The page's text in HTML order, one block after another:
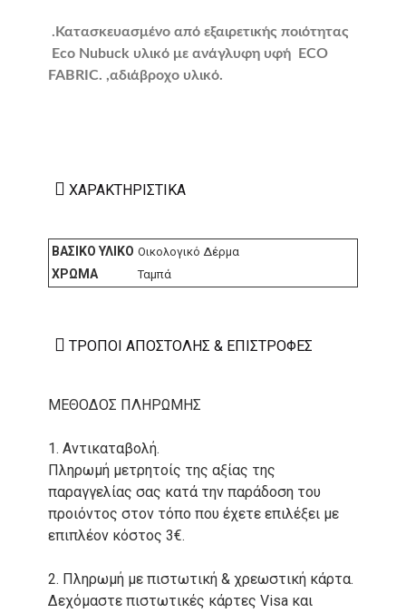
.Κατασκευασμένο από εξαιρετικής ποιότητας
Eco Nubuck υλικό με ανάγλυφη υφή ECO
FABRIC. ,αδιάβροχο υλικό.
ΧΑΡΑΚΤΗΡΙΣΤΙΚΆ
ΒΑΣΙΚΌ ΥΛΙΚΌ Οικολογικό Δέρμα
ΧΡΏΜΑ Ταμπά
ΤΡΌΠΟΙ ΑΠΟΣΤΟΛΉΣ & ΕΠΙΣΤΡΟΦΈΣ
ΜΕΘΟΔΟΣ ΠΛΗΡΩΜΗΣ
1. Αντικαταβολή.
Πληρωμή μετρητοίς της αξίας της
παραγγελίας σας κατά την παράδοση του
προιόντος στον τόπο που έχετε επιλέξει με
επιπλέον κόστος 3€.
2. Πληρωμή με πιστωτική & χρεωστική κάρτα.
Δεχόμαστε πιστωτικές κάρτες Visa και